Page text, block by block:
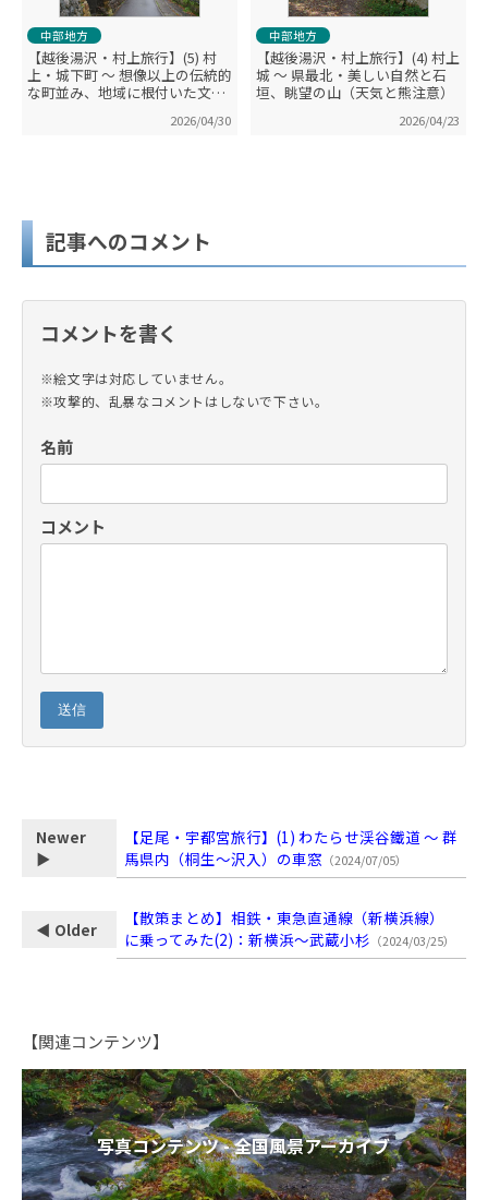
中部地方
【越後湯沢・村上旅行】(5) 村
上・城下町 ～ 想像以上の伝統的
な町並み、地域に根付いた文
2026/04/30
中部地方
【越後湯沢・村上旅行】(4) 村上
城 ～ 県最北・美しい自然と石
垣、眺望の山（天気と熊注意）
2026/04/23
記事へのコメント
コメントを書く
※絵文字は対応していません。
※攻撃的、乱暴なコメントはしないで下さい。
名前
コメント
送信
Newer
▶
【足尾・宇都宮旅行】(1) わたらせ渓谷鐵道 ～ 群
馬県内（桐生～沢入）の車窓 （2024/07/05）
◀ Older
【散策まとめ】相鉄・東急直通線（新横浜線）
に乗ってみた(2)：新横浜～武蔵小杉 （2024/03/25）
【関連コンテンツ】
写真コンテンツ - 全国風景アーカイブ